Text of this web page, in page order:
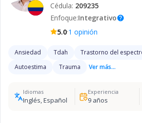
Cédula: 209235
Enfoque:Integrativohelp
5.0·1 opinión
Ansiedad Tdah
Trastorno del
Autoestima
Trauma Ver más...
Idiomas
Inglés, Español
Experiencia
9años